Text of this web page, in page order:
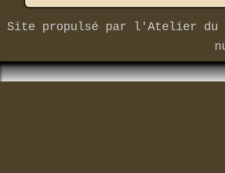
Site propulsé par
l'Atelier du